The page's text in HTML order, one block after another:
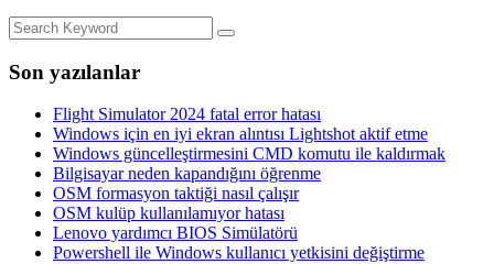
Son yazılanlar
Flight Simulator 2024 fatal error hatası
Windows için en iyi ekran alıntısı Lightshot aktif etme
Windows güncelleştirmesini CMD komutu ile kaldırmak
Bilgisayar neden kapandığını öğrenme
OSM formasyon taktiği nasıl çalışır
OSM kulüp kullanılamıyor hatası
Lenovo yardımcı BIOS Simülatörü
Powershell ile Windows kullanıcı yetkisini değiştirme